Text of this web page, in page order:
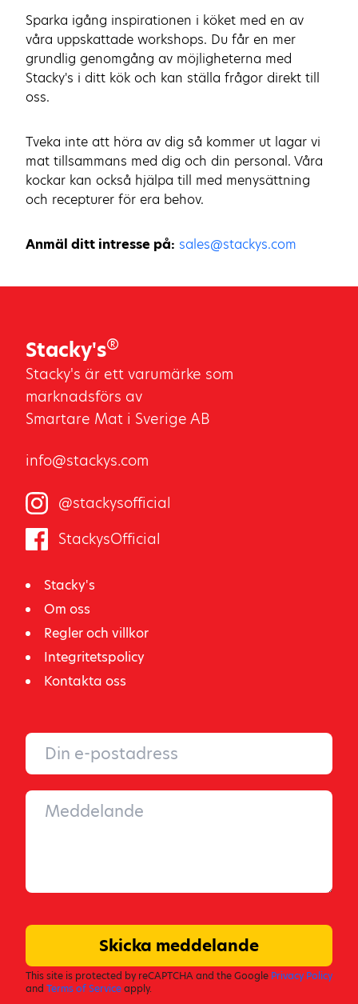
Sparka igång inspirationen i köket med en av
våra uppskattade workshops. Du får en mer
grundlig genomgång av möjligheterna med
Stacky's i ditt kök och kan ställa frågor direkt till
oss.
Tveka inte att höra av dig så kommer ut lagar vi
mat tillsammans med dig och din personal. Våra
kockar kan också hjälpa till med menysättning
och recepturer för era behov.
Anmäl ditt intresse på: sales@stackys.com
Stacky's®
Stacky's är ett varumärke som
marknadsförs av
Smartare Mat i Sverige AB
info@stackys.com
@stackysofficial
StackysOfficial
Stacky's
Om oss
Regler och villkor
Integritetspolicy
Kontakta oss
Skicka meddelande
This site is protected by reCAPTCHA and the Google Privacy Policy
and Terms of Serviceapply.